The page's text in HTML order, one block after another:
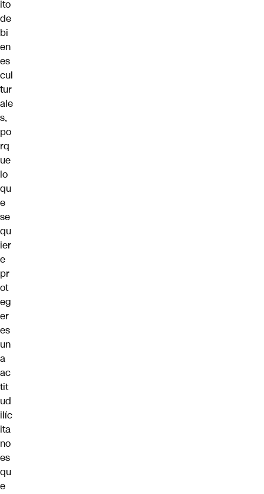
ito
de
bi
en
es
cul
tur
ale
s,
po
rq
ue
lo
qu
e
se
qu
ier
e
pr
ot
eg
er
es
un
a
ac
tit
ud
ilíc
ita
no
es
qu
e